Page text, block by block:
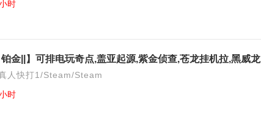
时
金||】可排电玩奇点,盖亚起源,紫金侦查,苍龙挂机拉,黑威龙
人快打1/Steam/Steam
时